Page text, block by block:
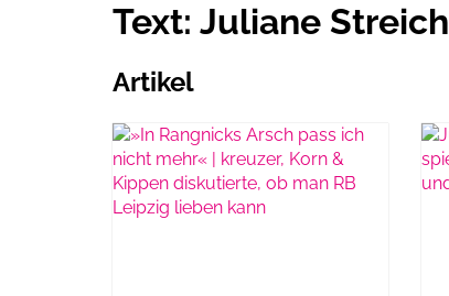
Text: Juliane Streich
Artikel